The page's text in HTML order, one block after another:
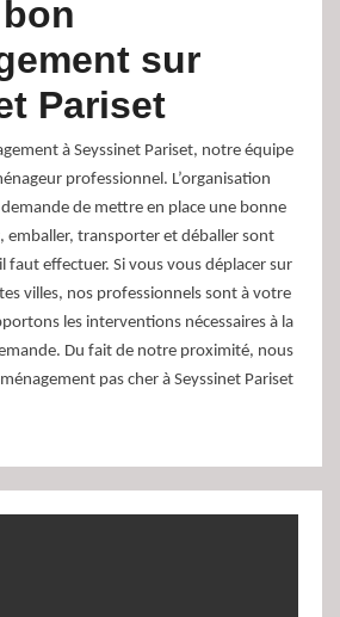
sur
Pariset
à Seyssinet Pariset, notre équipe
professionnel. L’organisation
de mettre en place une bonne
emballer, transporter et déballer sont
faut effectuer. Si vous vous déplacer sur
villes, nos professionnels sont à votre
les interventions nécessaires à la
Du fait de notre proximité, nous
pas cher à Seyssinet Pariset